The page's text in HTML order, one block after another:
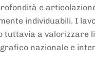
e
individuabili. I
a valorizzare
nazionale e